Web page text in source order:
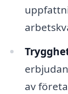
av